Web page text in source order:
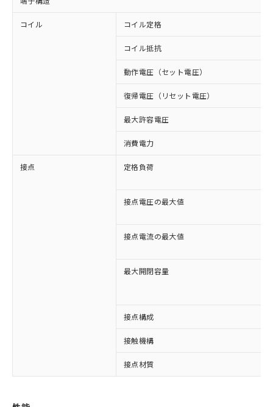
コイル コイル定格
コイル抵抗
動作電圧（セット電圧）
復帰電圧（リセット電圧）
最大許容電圧
消費電力
接点 定格負荷
接点電圧の最大値
接点電流の最大値
最大開閉容量
接点構成
接触機構
接点材質